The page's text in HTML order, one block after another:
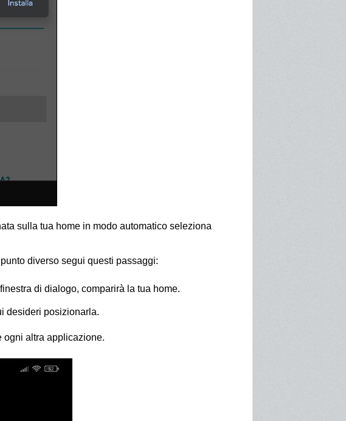
sulla tua home in modo automatico seleziona
diverso segui questi passaggi:
di dialogo, comparirà la tua home.
desideri posizionarla.
ogni altra applicazione.